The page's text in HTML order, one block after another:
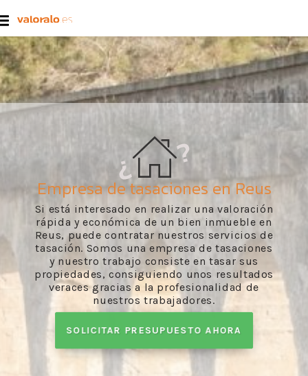
Empresa de tasaciones en Reus
Si está interesado en realizar una valoración
rápida y económica de un bien inmueble en
Reus, puede contratar nuestros servicios de
tasación. Somos una empresa de tasaciones
y nuestro trabajo consiste en tasar sus
propiedades, consiguiendo unos resultados
veraces gracias a la profesionalidad de
nuestros trabajadores.
SOLICITAR PRESUPUESTO AHORA